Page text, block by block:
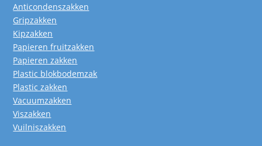
Anticondenszakken
Gripzakken
Kipzakken
Papieren fruitzakken
Papieren zakken
Plastic blokbodemzak
Plastic zakken
Vacuumzakken
Viszakken
Vuilniszakken